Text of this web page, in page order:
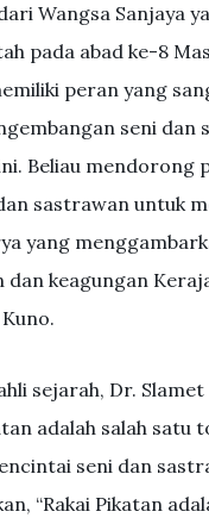
Wangsa Sanjaya
pada abad ke-8
peran yang
seni dan
Beliau mendorong
sastrawan untuk
yang
dan keagungan
sejarah, Dr. Slamet
adalah salah satu
seni dan
“Rakai Pikatan